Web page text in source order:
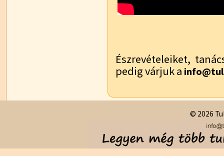
Észrevételeiket,
pedig várjuk a
© 2026